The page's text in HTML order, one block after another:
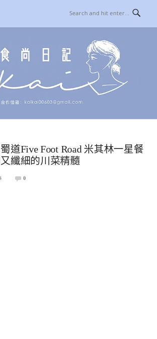
道Five Foot Road 米其林一星餐
纖細的川菜精髓
0